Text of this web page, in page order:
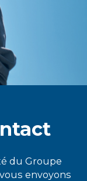
du Groupe
envoyons